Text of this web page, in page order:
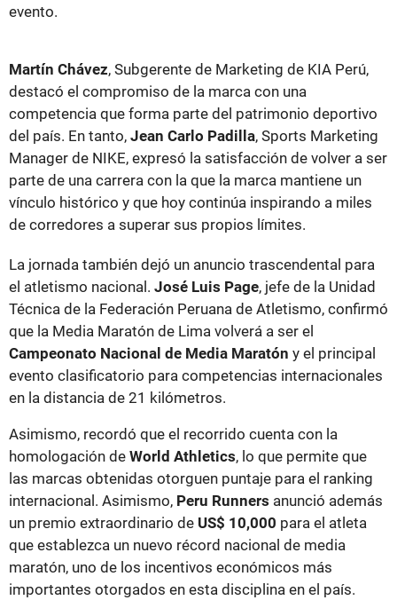
evento.
Martín Chávez, Subgerente de Marketing de KIA Perú,
destacó el compromiso de la marca con una
competencia que forma parte del patrimonio deportivo
del país. En tanto, Jean Carlo Padilla, Sports Marketing
Manager de NIKE, expresó la satisfacción de volver a ser
parte de una carrera con la que la marca mantiene un
vínculo histórico y que hoy continúa inspirando a miles
de corredores a superar sus propios límites.
La jornada también dejó un anuncio trascendental para
el atletismo nacional. José Luis Page, jefe de la Unidad
Técnica de la Federación Peruana de Atletismo, confirmó
que la Media Maratón de Lima volverá a ser el
Campeonato Nacional de Media Maratón y el principal
evento clasificatorio para competencias internacionales
en la distancia de 21 kilómetros.
Asimismo, recordó que el recorrido cuenta con la
homologación de World Athletics, lo que permite que
las marcas obtenidas otorguen puntaje para el ranking
internacional. Asimismo, Peru Runners anunció además
un premio extraordinario de US$ 10,000 para el atleta
que establezca un nuevo récord nacional de media
maratón, uno de los incentivos económicos más
importantes otorgados en esta disciplina en el país.